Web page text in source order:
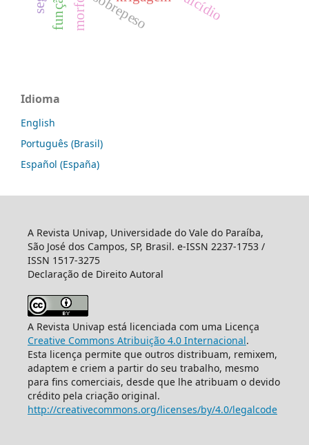
sobrepeso
Idioma
English
Português (Brasil)
Español (España)
A Revista Univap, Universidade do Vale do Paraíba,
São José dos Campos, SP, Brasil. e-ISSN 2237-1753 /
ISSN 1517-3275
Declaração de Direito Autoral
A Revista Univap está licenciada com uma Licença
Creative Commons Atribuição 4.0 Internacional.
Esta licença permite que outros distribuam, remixem,
adaptem e criem a partir do seu trabalho, mesmo
para fins comerciais, desde que lhe atribuam o devido
crédito pela criação original.
http://creativecommons.org/licenses/by/4.0/legalcode